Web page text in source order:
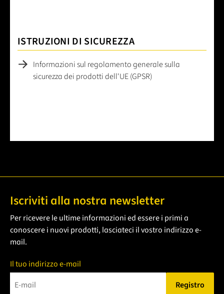
ISTRUZIONI DI SICUREZZA
Informazioni sul regolamento generale sulla
sicurezza dei prodotti dell'UE (GPSR)
Iscriviti alla nostra newsletter
Per ricevere le ultime informazioni ed essere i primi a
conoscere i nuovi prodotti, lasciateci il vostro indirizzo e-
mail.
Il tuo indirizzo e-mail
Registro